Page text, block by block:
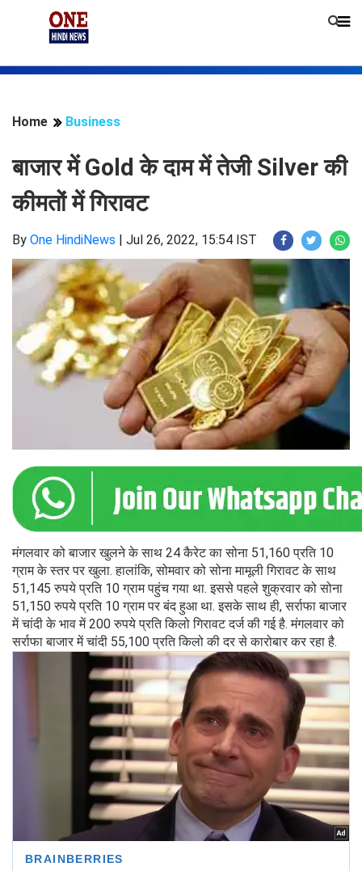
Home Business
बाजार में Gold के दाम में तेजी Silver की
कीमतों में गिरावट
By One HindiNews | Jul 26, 2022, 15:54 IST
मंगलवार को बाजार खुलने के साथ 24 कैरेट का सोना 51,160 प्रति 10
ग्राम के स्तर पर खुला. हालांकि, सोमवार को सोना मामूली गिरावट के साथ
51,145 रुपये प्रति 10 ग्राम पहुंच गया था. इससे पहले शुक्रवार को सोना
51,150 रुपये प्रति 10 ग्राम पर बंद हुआ था. इसके साथ ही, सर्राफा बाजार
में चांदी के भाव में 200 रुपये प्रति किलो गिरावट दर्ज की गई है. मंगलवार को
सर्राफा बाजार में चांदी 55,100 प्रति किलो की दर से कारोबार कर रहा है.